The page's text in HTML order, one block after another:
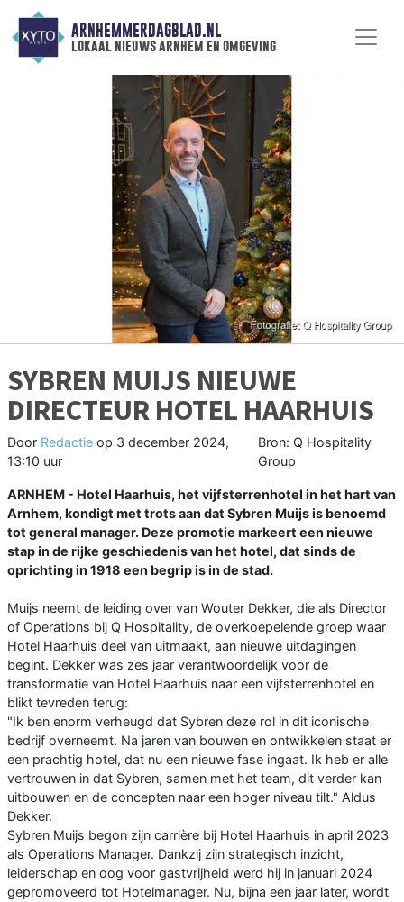
ARNHEMMERDAGBLAD.NL
lokaal nieuws arnhem en omgeving
SYBREN MUIJS NIEUWE
DIRECTEUR HOTEL HAARHUIS
Door Redactie op 3 december 2024,
13:10 uur
Bron: Q Hospitality
Group
ARNHEM - Hotel Haarhuis, het vijfsterrenhotel in het hart van
Arnhem, kondigt met trots aan dat Sybren Muijs is benoemd
tot general manager. Deze promotie markeert een nieuwe
stap in de rijke geschiedenis van het hotel, dat sinds de
oprichting in 1918 een begrip is in de stad.
Muijs neemt de leiding over van Wouter Dekker, die als Director
of Operations bij Q Hospitality, de overkoepelende groep waar
Hotel Haarhuis deel van uitmaakt, aan nieuwe uitdagingen
begint. Dekker was zes jaar verantwoordelijk voor de
transformatie van Hotel Haarhuis naar een vijfsterrenhotel en
blikt tevreden terug:
"Ik ben enorm verheugd dat Sybren deze rol in dit iconische
bedrijf overneemt. Na jaren van bouwen en ontwikkelen staat er
een prachtig hotel, dat nu een nieuwe fase ingaat. Ik heb er alle
vertrouwen in dat Sybren, samen met het team, dit verder kan
uitbouwen en de concepten naar een hoger niveau tilt." Aldus
Dekker.
Sybren Muijs begon zijn carrière bij Hotel Haarhuis in april 2023
als Operations Manager. Dankzij zijn strategisch inzicht,
leiderschap en oog voor gastvrijheid werd hij in januari 2024
gepromoveerd tot Hotelmanager. Nu, bijna een jaar later, wordt